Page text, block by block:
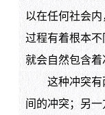
以在任何社会
过程有着根本
就会自然包含着
这种冲突有两
间的冲突；另